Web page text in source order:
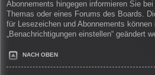
Abonnements hingegen informieren Sie
Themas oder eines Forums des Boards.
für Lesezeichen und Abonnements
„Benachrichtigungen einstellen“ geändert
NACH OBEN